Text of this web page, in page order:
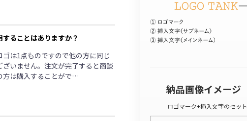
ることはありますか？
は1点ものですので他の方に同じ
いません。注文が完了すると商談
方は購入することがで…
納品画像イメージ
ロゴマーク+挿入文字のセット